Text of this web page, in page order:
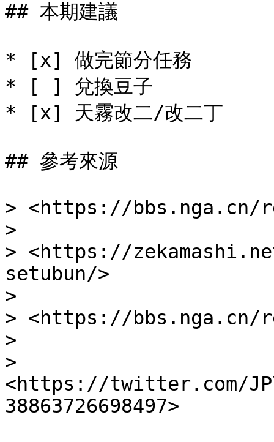
## 本期建議
* [x] 做完節分任務
* [ ] 兌換豆子
* [x] 天霧改二/改二丁
## 參考來源
> <https://bbs.nga.cn/
>
> <https://
setubun/>
>
> <https://bbs.nga.cn/
>
>
<https://twitter.com/